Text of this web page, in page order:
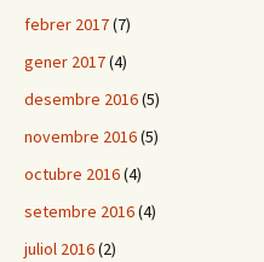
febrer 2017(7)
gener 2017(4)
desembre 2016(5)
novembre 2016(5)
octubre 2016(4)
setembre 2016(4)
juliol 2016(2)